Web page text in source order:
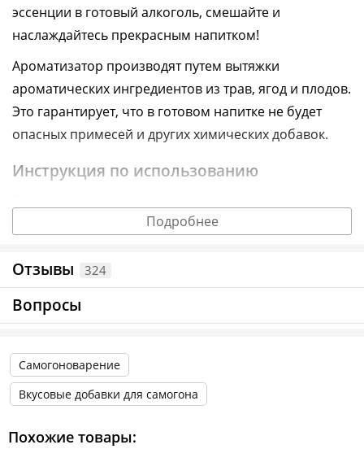
эссенции в готовый алкоголь, смешайте и
наслаждайтесь прекрасным напитком!
Ароматизатор производят путем вытяжки
ароматических ингредиентов из трав, ягод и плодов.
Это гарантирует, что в готовом напитке не будет
опасных примесей и других химических добавок.
Инструкция по использованию
крепостью 40-45°. Точно отмерить пропорции
Убрать на 3-5 дней в темное место комнатной
температуры для окончательного формирования
вкуса напитка.
Один пузырек рассчитан на приготовление 10
литров напитка.
Информация о технических характеристиках, комплектации и
данных от поставщика.
Подробнее
Отзывы 324
Вопросы
Самогоноварение
Вкусовые добавки для самогона
Похожие товары: